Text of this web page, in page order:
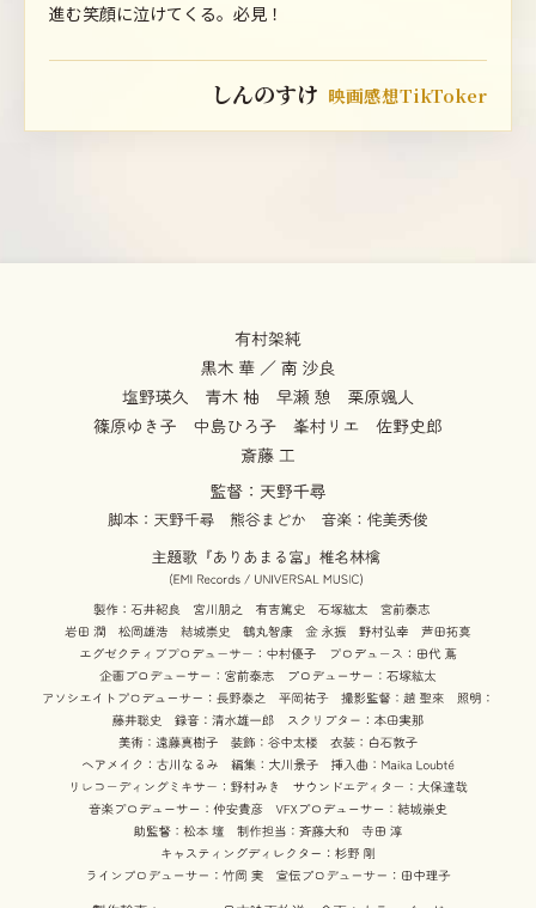
進む笑顔に泣けてくる。必見！
しんのすけ 映画感想TikToker